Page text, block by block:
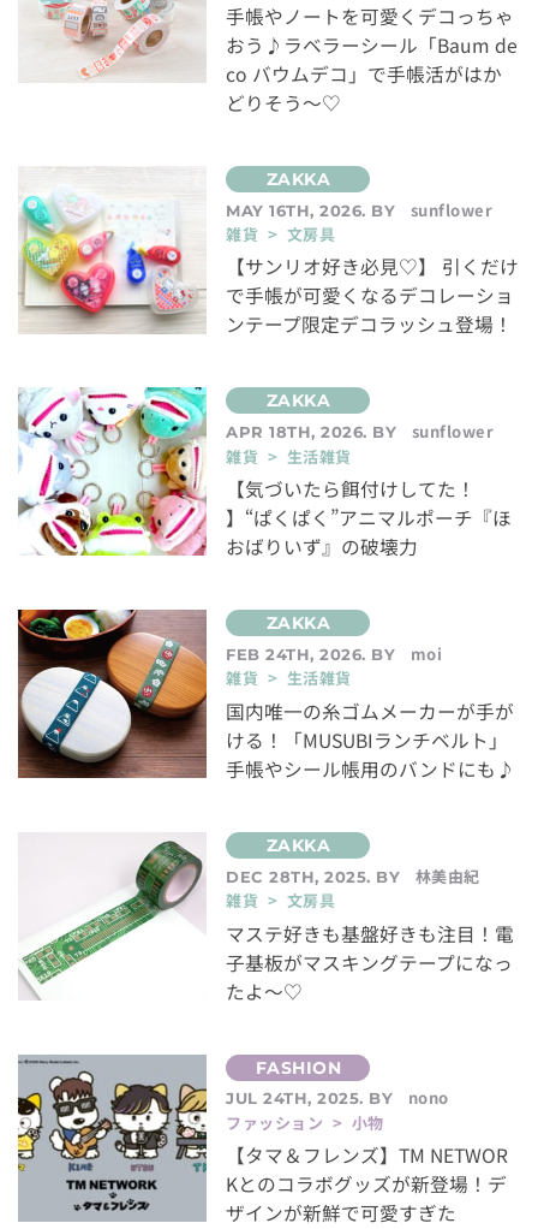
手帳やノートを可愛くデコっちゃ
おう♪ラベラーシール「Baum de
co バウムデコ」で手帳活がはか
どりそう～♡
MAY 16TH, 2026. BY
sunflower
雑貨 > 文房具
【サンリオ好き必見♡】 引くだけ
で手帳が可愛くなるデコレーショ
ンテープ限定デコラッシュ登場！
APR 18TH, 2026. BY
sunflower
雑貨 > 生活雑貨
【気づいたら餌付けしてた！
】“ぱくぱく”アニマルポーチ『ほ
おばりいず』の破壊力
FEB 24TH, 2026. BY
moi
雑貨 > 生活雑貨
国内唯一の糸ゴムメーカーが手が
ける！「MUSUBIランチベルト」
手帳やシール帳用のバンドにも♪
DEC 28TH, 2025. BY
林美由紀
雑貨 > 文房具
マステ好きも基盤好きも注目！電
子基板がマスキングテープになっ
たよ～♡
JUL 24TH, 2025. BY
nono
ファッション > 小物
【タマ＆フレンズ】TM NETWOR
Kとのコラボグッズが新登場！デ
ザインが新鮮で可愛すぎた